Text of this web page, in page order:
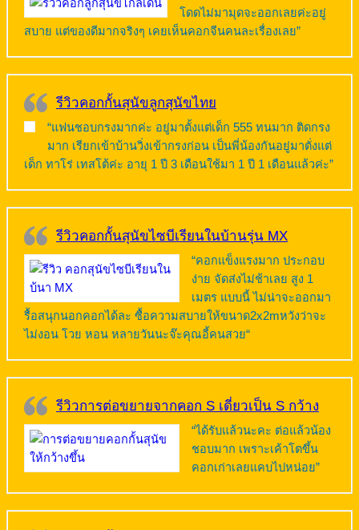
โดดไม่มามุดจะออกเลยค่ะอยู่
สบาย แต่ของดีมากจริงๆ เคยเห็นคอกจีนคนละเรื่องเลย”
รีวิวคอกกั้นสุนัขลูกสุนัขไทย
“แฟนชอบกรงมากค่ะ อยู่มาตั้งแต่เด็ก 555 ทนมาก ติดกรง
มาก เรียกเข้าบ้านวิ่งเข้ากรงก่อน เป็นพี่น้องกันอยู่มาตั่งแต่
เด็ก ทาโร่ เทสโต้ค่ะ อายุ 1 ปี 3 เดือนใช้มา 1 ปี 1 เดือนแล้วค่ะ”
รีวิวคอกกั้นสุนัขไซบีเรียนในบ้านรุ่น MX
“คอกแข็งแรงมาก ประกอบ
ง่าย จัดส่งไม่ช้าเลย สูง 1
เมตร แบบนี้ ไม่น่าจะออกมา
รื้อสนุกนอกคอกได้ละ ซื้อความสบายให้ขนาด2x2mหวังว่าจะ
ไม่งอน โวย หอน หลายวันนะจ๊ะคุณอี้คนสวย“
รีวิวการต่อขยายจากคอก S เดี่ยวเป็น S กว้าง
“ได้รับแล้วนะคะ ต่อแล้วน้อง
ชอบมาก เพราะเค้าโตขึ้น
คอกเก่าเลยแคบไปหน่อย”